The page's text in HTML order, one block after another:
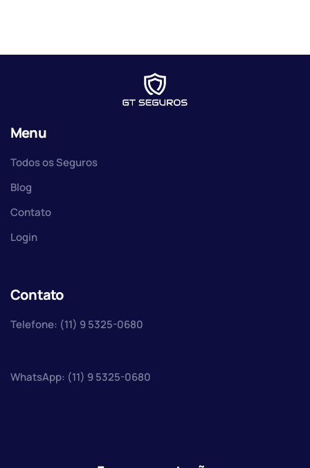
Menu
Todos os Seguros
Blog
Contato
Login
Contato
Telefone: (11) 9 5325-0680
WhatsApp: (11) 9 5325-0680